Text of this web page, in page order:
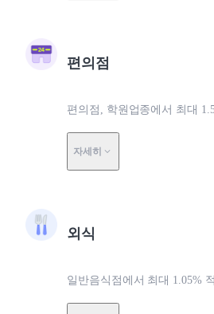
편의점
편의점, 학원업종에서 최대
자세히
외식
일반음식점에서 최대 1.05%